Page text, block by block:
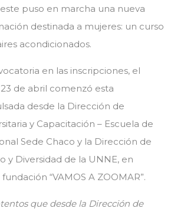
puso en marcha una nueva
destinada a mujeres: un curso
acondicionados.
en las inscripciones, el
de abril comenzó esta
desde la Dirección de
y Capacitación – Escuela de
Sede Chaco y la Dirección de
y Diversidad de la UNNE, en
“VAMOS A ZOOMAR”.
que desde la Dirección de